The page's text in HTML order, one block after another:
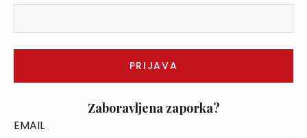
Zaboravljena zaporka?
EMAIL